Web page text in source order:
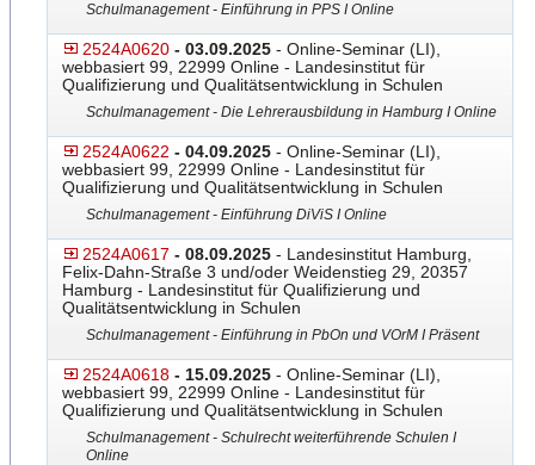
Schulmanagement - Einführung in PPS I Online
2524A0620 - 03.09.2025 - Online-Seminar (LI),
webbasiert 99, 22999 Online - Landesinstitut für
Qualifizierung und Qualitätsentwicklung in Schulen
Schulmanagement - Die Lehrerausbildung in Hamburg I Online
2524A0622 - 04.09.2025 - Online-Seminar (LI),
webbasiert 99, 22999 Online - Landesinstitut für
Qualifizierung und Qualitätsentwicklung in Schulen
Schulmanagement - Einführung DiViS I Online
2524A0617 - 08.09.2025 - Landesinstitut Hamburg,
Felix-Dahn-Straße 3 und/oder Weidenstieg 29, 20357
Hamburg - Landesinstitut für Qualifizierung und
Qualitätsentwicklung in Schulen
Schulmanagement - Einführung in PbOn und VOrM I Präsent
2524A0618 - 15.09.2025 - Online-Seminar (LI),
webbasiert 99, 22999 Online - Landesinstitut für
Qualifizierung und Qualitätsentwicklung in Schulen
Schulmanagement - Schulrecht weiterführende Schulen I
Online